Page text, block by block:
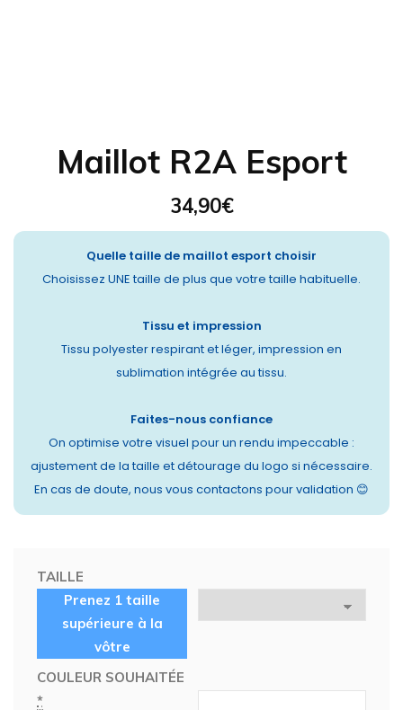
Maillot R2A Esport
34,90€
Quelle taille de maillot esport choisir
Choisissez UNE taille de plus que votre taille habituelle.
Tissu et impression
Tissu polyester respirant et léger, impression en
sublimation intégrée au tissu.
Faites-nous confiance
On optimise votre visuel pour un rendu impeccable :
ajustement de la taille et détourage du logo si nécessaire.
En cas de doute, nous vous contactons pour validation 😊
TAILLE
Prenez 1 taille
supérieure à la
vôtre
COULEUR SOUHAITÉE
*